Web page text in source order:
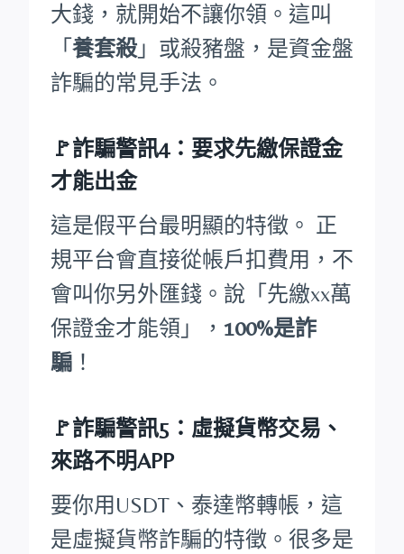
大錢，就開始不讓你領。這叫
「 養套殺」或殺豬盤，是資金盤
詐騙的常見手法。
🚩詐騙警訊4：要求先繳保證金
才能出金
這是假平台最明顯的特徵。 正
規平台會直接從帳戶扣費用，不
會叫你另外匯錢。說「先繳xx萬
保證金才能領」， 100%是詐
騙 ！
🚩詐騙警訊5：虛擬貨幣交易、
來路不明APP
要你用USDT、泰達幣轉帳，這
是虛擬貨幣詐騙的特徵。很多是